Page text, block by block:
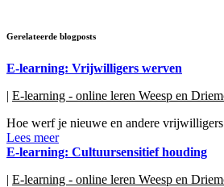
Gerelateerde blogposts
E-learning: Vrijwilligers werven
| E-learning - online leren Weesp en
Hoe werf je nieuwe en andere
Lees meer
E-learning: Cultuursensitief houding
| E-learning - online leren Weesp en